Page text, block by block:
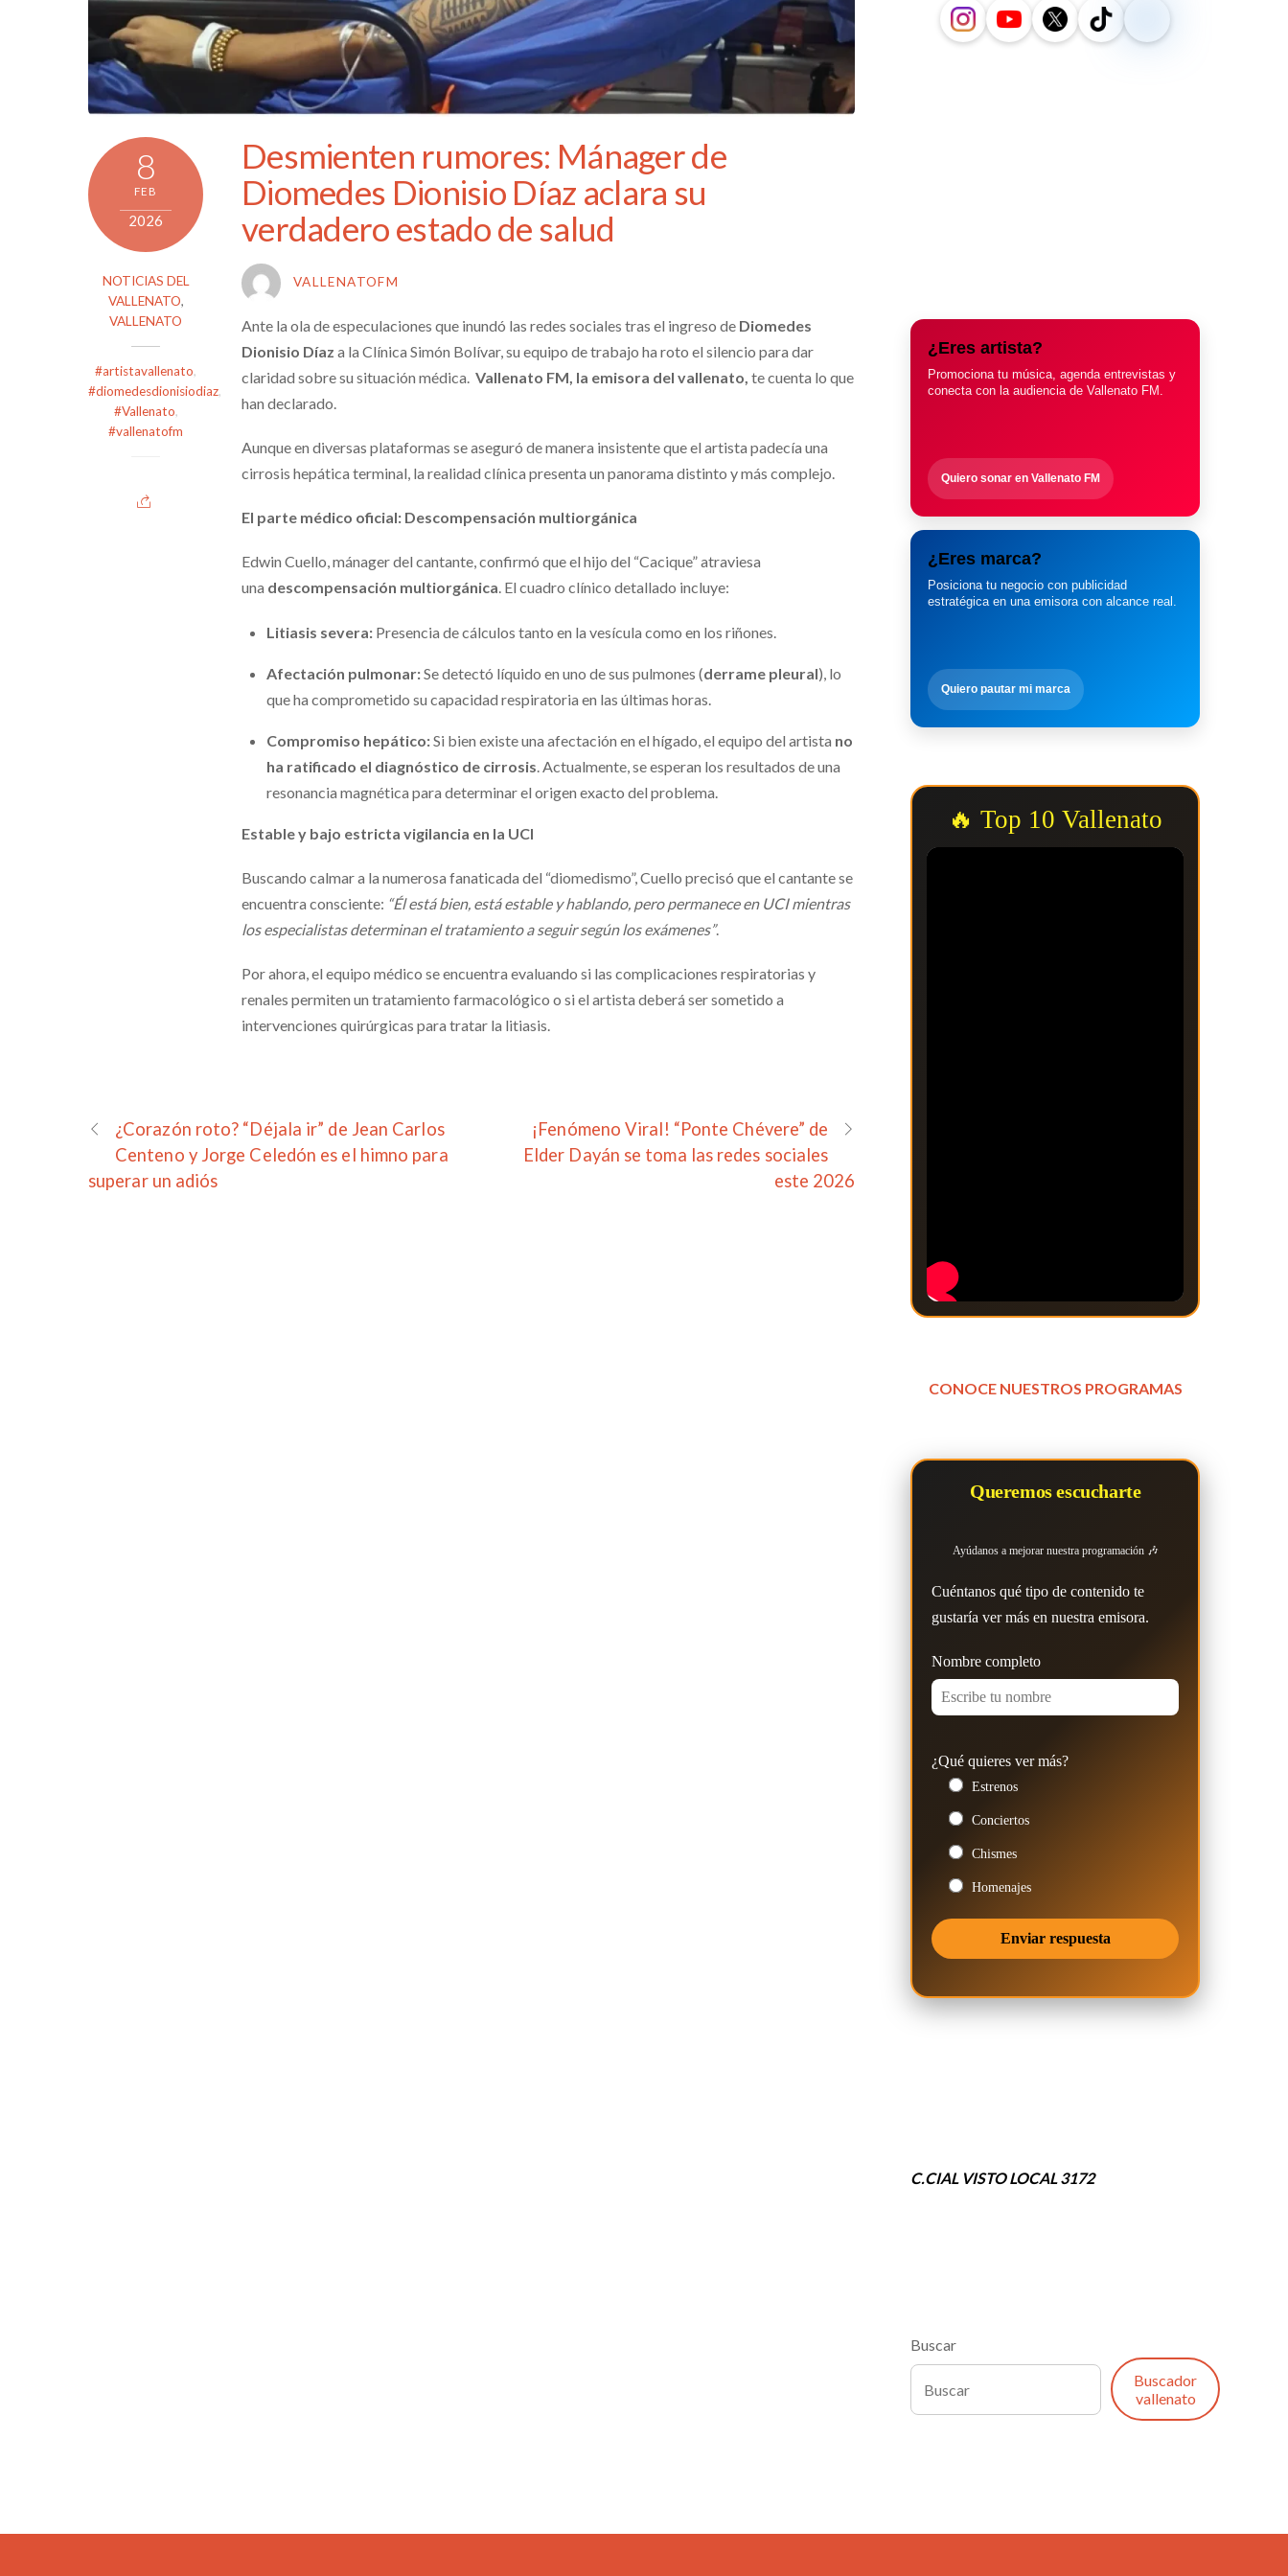
8
FEB
2026
NOTICIAS DEL
VALLENATO,
VALLENATO
#artistavallenato,
#diomedesdionisiodiaz,
#Vallenato,
#vallenatofm
Desmienten rumores: Mánager de
Diomedes Dionisio Díaz aclara su
verdadero estado de salud
VALLENATOFM
Ante la ola de especulaciones que inundó las redes sociales tras el ingreso de Diomedes
Dionisio Díaz a la Clínica Simón Bolívar, su equipo de trabajo ha roto el silencio para dar
claridad sobre su situación médica. Vallenato FM, la emisora del vallenato, te cuenta lo que
han declarado.
Aunque en diversas plataformas se aseguró de manera insistente que el artista padecía una
cirrosis hepática terminal, la realidad clínica presenta un panorama distinto y más complejo.
El parte médico oficial: Descompensación multiorgánica
Edwin Cuello, mánager del cantante, confirmó que el hijo del “Cacique” atraviesa
una descompensación multiorgánica. El cuadro clínico detallado incluye:
Litiasis severa:Presencia de cálculos tanto en la vesícula como en los riñones.
Afectación pulmonar:Se detectó líquido en uno de sus pulmones (derrame pleural), lo
que ha comprometido su capacidad respiratoria en las últimas horas.
Compromiso hepático:Si bien existe una afectación en el hígado, el equipo del artista no
ha ratificado el diagnóstico de cirrosis . Actualmente, se esperan los resultados de una
resonancia magnética para determinar el origen exacto del problema.
Estable y bajo estricta vigilancia en la UCI
Buscando calmar a la numerosa fanaticada del “diomedismo”, Cuello precisó que el cantante se
encuentra consciente: “Él está bien, está estable y hablando, pero permanece en UCI mientras
los especialistas determinan el tratamiento a seguir según los exámenes”.
Por ahora, el equipo médico se encuentra evaluando si las complicaciones respiratorias y
renales permiten un tratamiento farmacológico o si el artista deberá ser sometido a
intervenciones quirúrgicas para tratar la litiasis.
¿Corazón roto? “Déjala ir” de Jean Carlos
Centeno y Jorge Celedón es el himno para
superar un adiós
¡Fenómeno Viral! “Ponte Chévere” de
Elder Dayán se toma las redes sociales
este 2026
¿Eres artista?
Promociona tu música, agenda entrevistas y
conecta con la audiencia de Vallenato FM.
Quiero sonar en Vallenato FM
¿Eres marca?
Posiciona tu negocio con publicidad
estratégica en una emisora con alcance real.
Quiero pautar mi marca
🔥 Top 10 Vallenato
CONOCE NUESTROS PROGRAMAS
Queremos escucharte
Ayúdanos a mejorar nuestra programación 🎶
Cuéntanos qué tipo de contenido te
gustaría ver más en nuestra emisora.
Nombre completo
¿Qué quieres ver más?
Estrenos
Conciertos
Chismes
Homenajes
C.CIAL VISTO LOCAL 3172
Buscar
Buscador
vallenato